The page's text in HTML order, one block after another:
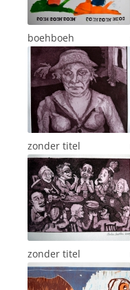
boehboeh
zonder titel
zonder titel